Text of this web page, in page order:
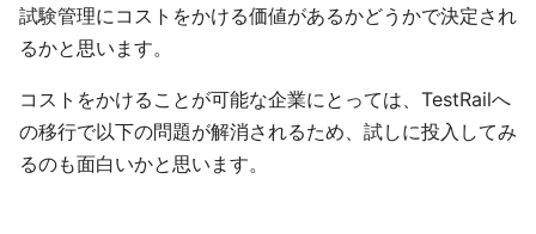
試験管理にコストをかける価値があるかどうかで決定され
るかと思います。
コストをかけることが可能な企業にとっては、TestRailへ
の移行で以下の問題が解消されるため、試しに投入してみ
るのも面白いかと思います。